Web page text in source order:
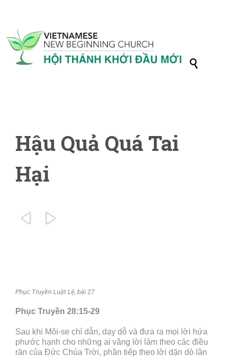

Hậu Quả Quá Tai
Hại
 
Phục Truyền Luật Lệ, bài 27
Phục Truyền 28:15-29
Sau khi Môi-se chỉ dẫn, dạy dỗ và đưa ra mọi lời hứa
phước hạnh cho những ai vâng lời làm theo các điều
răn của Đức Chúa Trời, phần tiếp theo lời dặn dò lần